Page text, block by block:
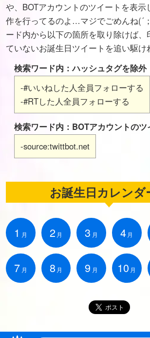
や、BOTアカウントのツイートを表示
作を行ってるのよ…マジでごめんね(´
ード内から以下の箇所を取り除けば
ていないお誕生日ツイートを追い駆け
検索ワード内：ハッシュタグを除外
-#いいねした人全員フォローする
-#RTした人全員フォローする
検索ワード内：BOTアカウントの
-source:twittbot.net
お誕生日カレンダ
1 月 2 月 3 月 4 月
7 月 8 月 9 月 10 月